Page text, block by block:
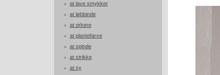
at lave smykker
at løbbinde
at orkere
at plantefarve
at spinde
at strikke
at sy